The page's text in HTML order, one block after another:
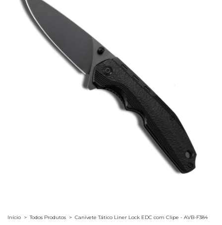
Início > Todos Produtos > Canivete Tático Liner Lock EDC com Clipe - AVB-F384